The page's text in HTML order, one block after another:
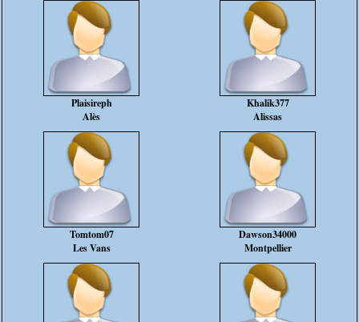
Plaisireph
Alès
Khalik377
Alissas
Tomtom07
Les Vans
Dawson34000
Montpellier